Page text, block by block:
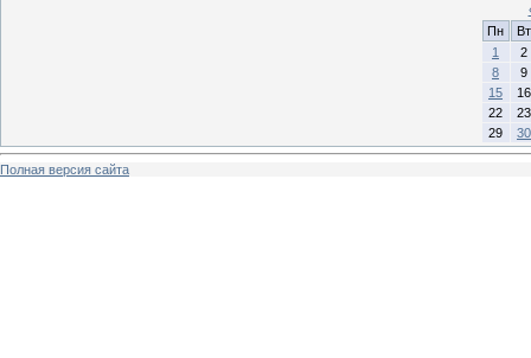
Пн
Вт
1
2
8
9
15
16
22
23
29
30
Полная версия сайта